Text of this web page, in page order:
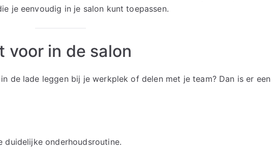
je eenvoudig in je salon kunt toepassen.
voor in de salon
de lade leggen bij je werkplek of delen met je team? Dan is er een
duidelijke onderhoudsroutine.